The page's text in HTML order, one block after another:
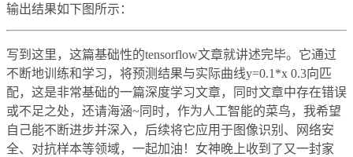
输出结果如下图所示：
写到这里，这篇基础性的tensorflow文章就讲述完毕。它通过
不断地训练和学习，将预测结果与实际曲线y=0.1*x 0.3向匹
配，这是非常基础的一篇深度学习文章，同时文章中存在错误
或不足之处，还请海涵~同时，作为人工智能的菜鸟，我希望
自己能不断进步并深入，后续将它应用于图像识别、网络安
全、对抗样本等领域，一起加油！女神晚上收到了又一封家